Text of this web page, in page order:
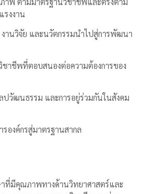
รงงาน
งานวิจัย และนวัตกรรมนำไปสู่การพัฒนา
ชาชีพที่ตอบสนองต่อความต้องการของ
ปวัฒนธรรม และการอยู่ร่วมกันในสังคม
องค์กรสู่มาตรฐานสากล
ที่มีคุณภาพทางด้านวิทยาศาสตร์และ